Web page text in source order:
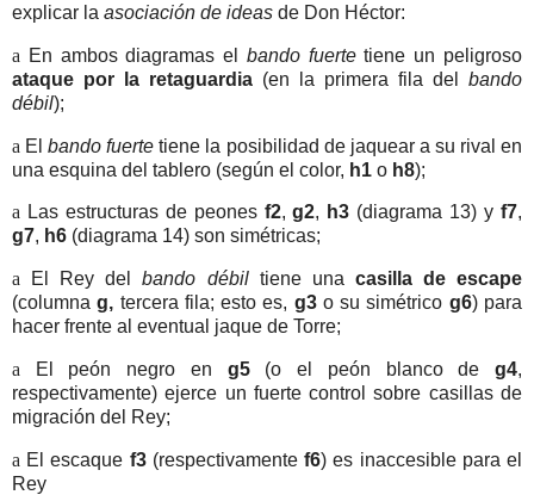
explicar la asociación de ideas de Don Héctor:
a En ambos diagramas el bando fuertetiene un peligroso
ataque por la retaguardia (en la primera fila del bando
débil);
a Elbando fuerte tiene la posibilidad de jaquear a su rival en
una esquina del tablero (según el color, h1 o h8);
a Las estructuras de peonesf2,g2, h3 (diagrama 13) yf7,
g7, h6 (diagrama 14) son simétricas;
a El Rey delbando débiltiene una casilla de escape
(columnag, tercera fila; esto es, g3o su simétrico g6) para
hacer frente al eventual jaque de Torre;
a El peón negro en g5(o el peón blanco deg4,
respectivamente) ejerce un fuerte control sobre casillas de
migración del Rey;
a El escaque f3(respectivamentef6) es inaccesible para el
Rey